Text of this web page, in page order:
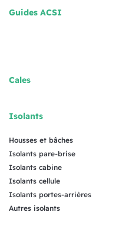
Guides ACSI
Cales
Isolants
Housses et bâches
Isolants pare-brise
Isolants cabine
Isolants cellule
Isolants portes-arrières
Autres isolants